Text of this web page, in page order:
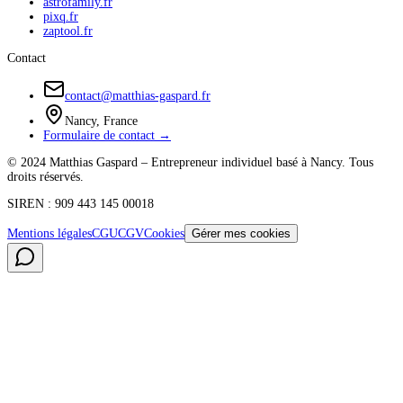
pixq.fr
zaptool.fr
Contact
contact@matthias-gaspard.fr
Nancy, France
Formulaire de contact →
© 2024 Matthias Gaspard – Entrepreneur individuel basé à Nancy. Tous
droits réservés.
SIREN : 909 443 145 00018
Mentions légalesCGUCGVCookies Gérer mes cookies